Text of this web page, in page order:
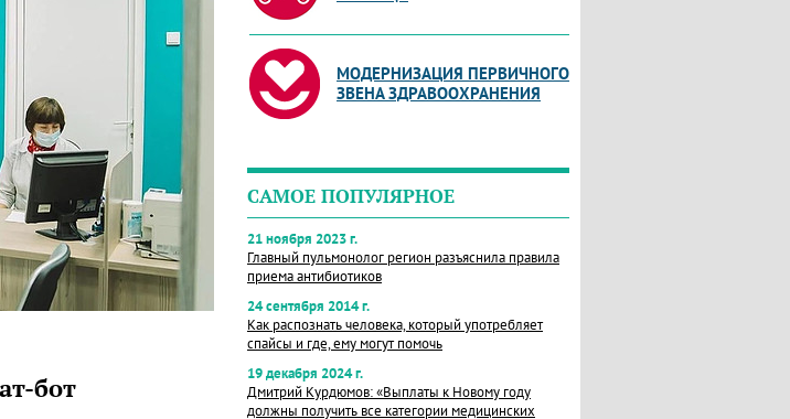
бот
МОДЕРНИЗАЦИЯ ПЕРВИЧНОГО
ЗВЕНА ЗДРАВООХРАНЕНИЯ
САМОЕ ПОПУЛЯРНОЕ
21 ноября 2023 г.
Главный пульмонолог регион разъяснила правила
приема антибиотиков
24 сентября 2014 г.
Как распознать человека, который употребляет
спайсы и где, ему могут помочь
19 декабря 2024 г.
Дмитрий Курдюмов: «Выплаты к Новому году
должны получить все категории медицинских